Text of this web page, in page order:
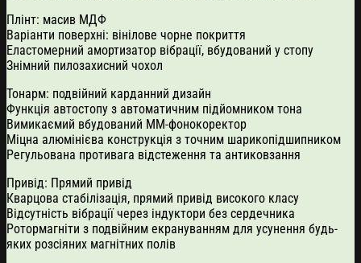
Плінт: масив МДФ
Варіанти поверхні: вінілове чорне покриття
Еластомерний амортизатор вібрації, вбудований у стопу
Знімний пилозахисний чохол
Тонарм: подвійний карданний дизайн
Функція автостопу з автоматичним підйомником тона
Вимикаємий вбудований ММ-фонокоректор
Міцна алюмінієва конструкція з точним шарикопідшипником
Регульована противага відстеження та антиковзання
Привід: Прямий привід
Кварцова стабілізація, прямий привід високого класу
Відсутність вібрації через індуктори без сердечника
Ротормагніти з подвійним екрануванням для усунення будь-
яких розсіяних магнітних полів